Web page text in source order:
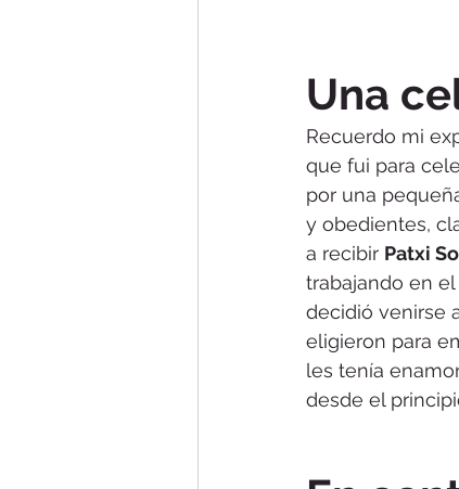
Una
Recuerdo mi
que fui para
por una
y obedientes,
a recibir Patxi
trabajando en
decidió venirse
eligieron para
les tenía
desde el